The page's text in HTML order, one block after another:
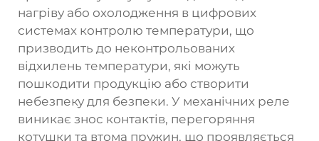
нагріву або охолодження в цифрових
системах контролю температури, що
призводить до неконтрольованих
відхилень температури, які можуть
пошкодити продукцію або створити
небезпеку для безпеки. У механічних реле
виникає знос контактів, перегоряння
котушки та втома пружин, що проявляється